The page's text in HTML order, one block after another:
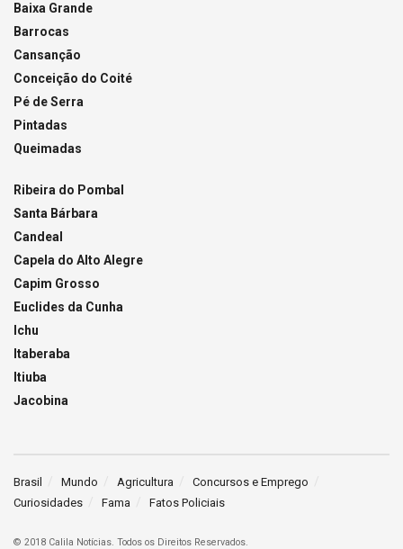
Baixa Grande
Barrocas
Cansanção
Conceição do Coité
Pé de Serra
Pintadas
Queimadas
Ribeira do Pombal
Santa Bárbara
Candeal
Capela do Alto Alegre
Capim Grosso
Euclides da Cunha
Ichu
Itaberaba
Itiuba
Jacobina
Brasil Mundo Agricultura
Concursos e Emprego
Curiosidades
Fama Fatos Policiais
© 2018 Calila Notícias. Todos os Direitos Reservados.